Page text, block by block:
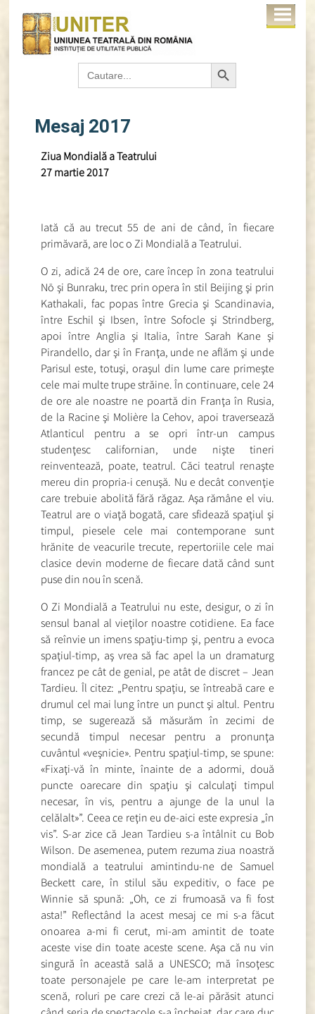
Search
for:
Search Button
Mesaj 2017
Ziua Mondială a Teatrului
27 martie 2017
Iată că au trecut 55 de ani de când, în fiecare
primăvară, are loc o Zi Mondială a Teatrului.
O zi, adică 24 de ore, care încep în zona teatrului
Nō şi Bunraku, trec prin opera în stil Beijing şi prin
Kathakali, fac popas între Grecia şi Scandinavia,
între Eschil şi Ibsen, între Sofocle şi Strindberg,
apoi între Anglia şi Italia, între Sarah Kane şi
Pirandello, dar şi în Franţa, unde ne aflăm şi unde
Parisul este, totuşi, oraşul din lume care primeşte
cele mai multe trupe străine. În continuare, cele 24
de ore ale noastre ne poartă din Franţa în Rusia,
de la Racine şi Molière la Cehov, apoi traversează
Atlanticul pentru a se opri într-un campus
studenţesc californian, unde nişte tineri
reinventează, poate, teatrul. Căci teatrul renaşte
mereu din propria-i cenuşă. Nu e decât convenţie
care trebuie abolită fără răgaz. Aşa rămâne el viu.
Teatrul are o viaţă bogată, care sfidează spaţiul şi
timpul, piesele cele mai contemporane sunt
hrănite de veacurile trecute, repertoriile cele mai
clasice devin moderne de fiecare dată când sunt
puse din nou în scenă.
O Zi Mondială a Teatrului nu este, desigur, o zi în
sensul banal al vieţilor noastre cotidiene. Ea face
să reînvie un imens spaţiu-timp şi, pentru a evoca
spaţiul-timp, aş vrea să fac apel la un dramaturg
francez pe cât de genial, pe atât de discret – Jean
Tardieu. Îl citez: „Pentru spaţiu, se întreabă care e
drumul cel mai lung între un punct şi altul. Pentru
timp, se sugerează să măsurăm în zecimi de
secundă timpul necesar pentru a pronunţa
cuvântul «veşnicie». Pentru spaţiul-timp, se spune:
«Fixaţi-vă în minte, înainte de a adormi, două
puncte oarecare din spaţiu şi calculaţi timpul
necesar, în vis, pentru a ajunge de la unul la
celălalt»”. Ceea ce reţin eu de-aici este expresia „în
vis”. S-ar zice că Jean Tardieu s-a întâlnit cu Bob
Wilson. De asemenea, putem rezuma ziua noastră
mondială a teatrului amintindu-ne de Samuel
Beckett care, în stilul său expeditiv, o face pe
Winnie să spună: „Oh, ce zi frumoasă va fi fost
asta!” Reflectând la acest mesaj ce mi s-a făcut
onoarea a-mi fi cerut, mi-am amintit de toate
aceste vise din toate aceste scene. Aşa că nu vin
singură în această sală a UNESCO; mă însoţesc
toate personajele pe care le-am interpretat pe
scenă, roluri pe care crezi că le-ai părăsit atunci